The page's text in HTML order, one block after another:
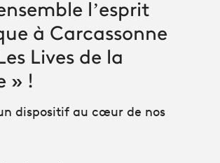
à une émission
l’esprit
à Carcassonne
Lives de la
» !
dispositif au cœur de nos